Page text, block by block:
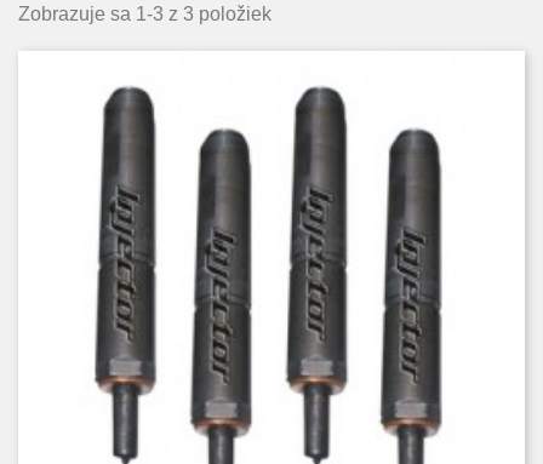
2.2 DTI 16V
1
2
Zobrazuje sa 1-3 z 3 položiek